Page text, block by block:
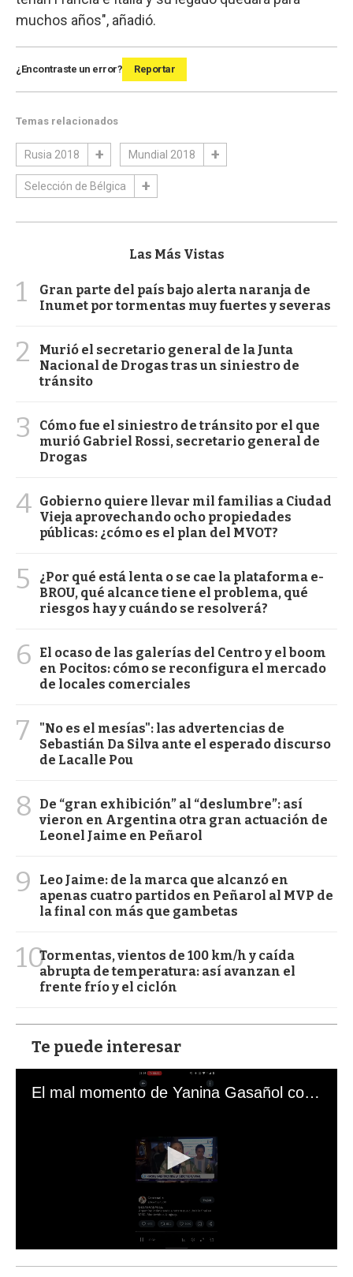
muchos años", añadió.
¿Encontraste un error? Reportar
Temas relacionados
Rusia 2018 Mundial 2018
Selección de Bélgica
Las Más Vistas
1
Gran parte del país bajo alerta naranja de
Inumet por tormentas muy fuertes y severas
2
Murió el secretario general de la Junta
Nacional de Drogas tras un siniestro de
tránsito
3
Cómo fue el siniestro de tránsito por el que
murió Gabriel Rossi, secretario general de
Drogas
4 Gobierno quiere llevar mil familias a Ciudad
Vieja aprovechando ocho propiedades
públicas: ¿cómo es el plan del MVOT?
5
¿Por qué está lenta o se cae la plataforma e-
BROU, qué alcance tiene el problema, qué
riesgos hay y cuándo se resolverá?
6
El ocaso de las galerías del Centro y el boom
en Pocitos: cómo se reconfigura el mercado
de locales comerciales
7
"No es el mesías": las advertencias de
Sebastián Da Silva ante el esperado discurso
de Lacalle Pou
8
De “gran exhibición” al “deslumbre”: así
vieron en Argentina otra gran actuación de
Leonel Jaime en Peñarol
9
Leo Jaime: de la marca que alcanzó en
apenas cuatro partidos en Peñarol al MVP de
la final con más que gambetas
10Tormentas, vientos de 100 km/h y caída
abrupta de temperatura: así avanzan el
frente frío y el ciclón
Te puede interesar
El mal momento de Yanina Gasañol con un hincha argentino en "Subrayado"
s